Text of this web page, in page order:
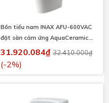
Bồn tiểu nam INAX AFU-600VAC
đặt sàn cảm ứng AquaCeramic
(AFU600VAC)
31.920.084₫ 32.410.000₫
(-2%)